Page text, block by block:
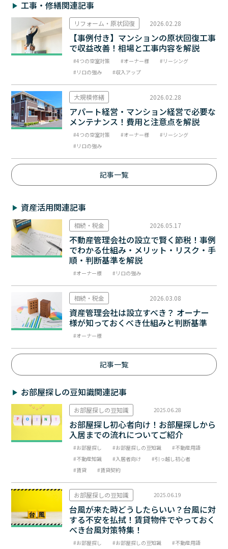
工事・修繕関連記事
リフォーム・原状回復 2026.02.28
【事例付き】マンションの原状回復工事
で収益改善！相場と工事内容を解説
4つの空室対策 オーナー様
リーシング
リロの強み
収入アップ
大規模修繕 2026.02.28
アパート経営・マンション経営で必要な
メンテナンス！費用と注意点を解説
4つの空室対策 オーナー様
リーシング
リロの強み
記事一覧
資産活用関連記事
相続・税金 2026.05.17
不動産管理会社の設立で賢く節税！事例
でわかる仕組み・メリット・リスク・手
順・判断基準を解説
オーナー様 リロの強み
相続・税金 2026.03.08
資産管理会社は設立すべき？ オーナー
様が知っておくべき仕組みと判断基準
オーナー様
記事一覧
お部屋探しの豆知識関連記事
お部屋探しの豆知識 2025.06.28
お部屋探し初心者向け！お部屋探しから
入居までの流れについてご紹介
お部屋探し お部屋探しの豆知識
不動産用語
不動産知識
入居者向け
引っ越し初心者
賃貸
賃貸契約
お部屋探しの豆知識 2025.06.19
台風が来た時どうしたらいい？台風に対
する不安を払拭！賃貸物件でやっておく
べき台風対策特集！
お部屋探し お部屋探しの豆知識
不動産用語